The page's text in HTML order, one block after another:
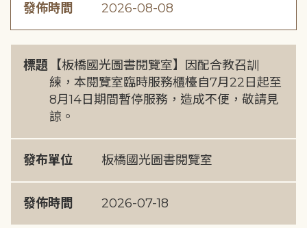
發佈時間 2026-08-08
標題
【板橋國光圖書閱覽室】因配合教召訓
練，本閱覽室臨時服務櫃檯自7月22日起至
8月14日期間暫停服務，造成不便，敬請見
諒。
發布單位 板橋國光圖書閱覽室
發佈時間 2026-07-18